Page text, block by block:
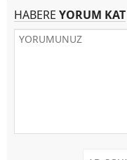
HABERE YORUM KAT